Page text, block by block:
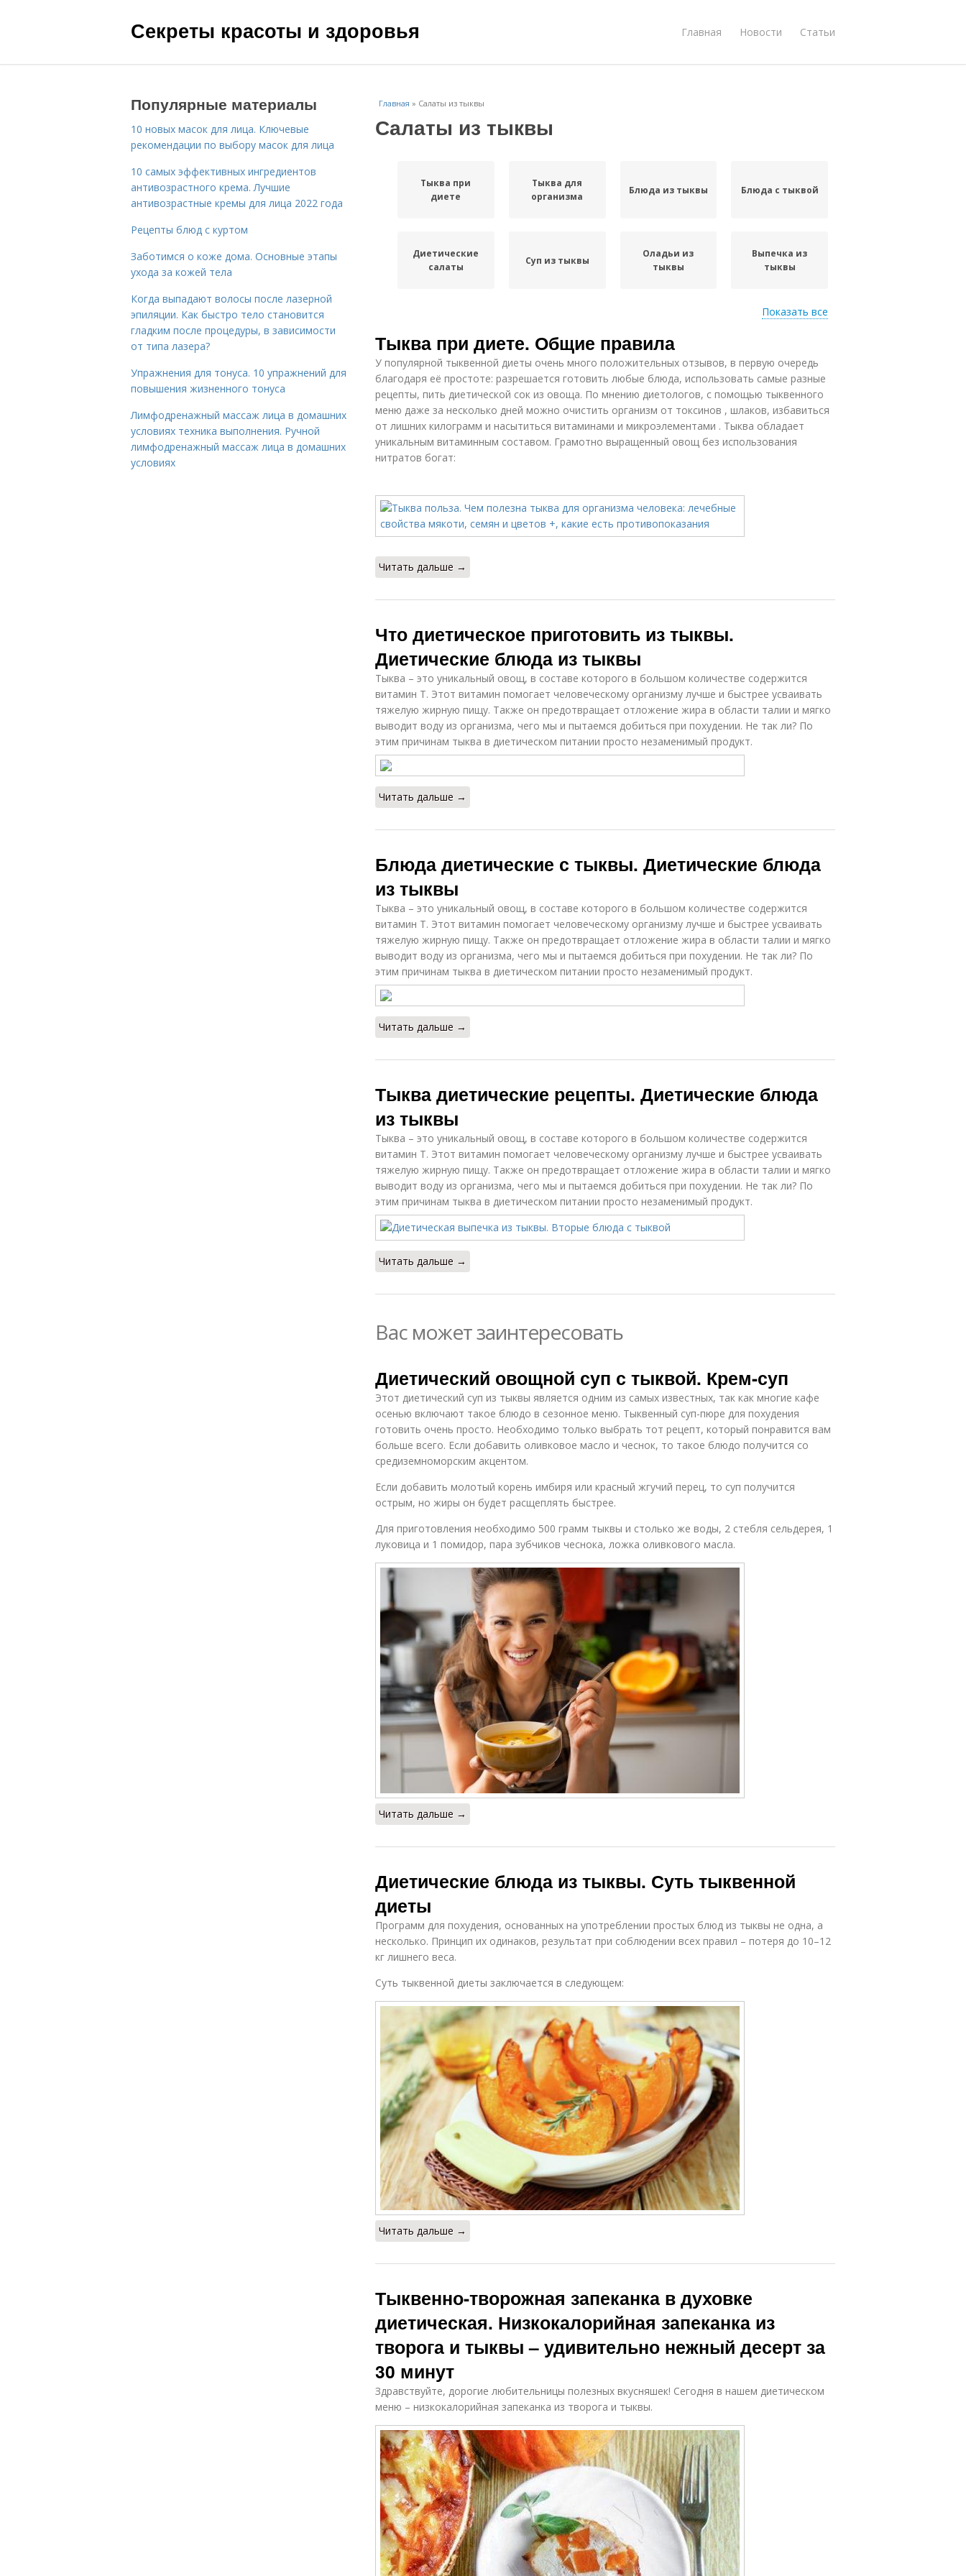
Секреты красоты и здоровья Главная Новости Статьи
Главная » Салаты из тыквы
Салаты из тыквы
Тыква при
диете
Тыква для
организма
Блюда из тыквы Блюда с тыквой
Диетические
салаты
Суп из тыквы
Оладьи из
тыквы
Выпечка из
тыквы
тыква
Тыква в
мультиварке
Каши из тыквы Каша из тыквы
Запеканка с
тыквой
Крем-суп из
Показать все
Тыква при диете. Общие правила
У популярной тыквенной диеты очень много положительных отзывов, в первую очередь
благодаря её простоте: разрешается готовить любые блюда, использовать самые разные
рецепты, пить диетической сок из овоща. По мнению диетологов, с помощью тыквенного
меню даже за несколько дней можно очистить организм от токсинов , шлаков, избавиться
от лишних килограмм и насытиться витаминами и микроэлементами . Тыква обладает
уникальным витаминным составом. Грамотно выращенный овощ без использования
нитратов богат:
Читать дальше →
Что диетическое приготовить из тыквы.
Диетические блюда из тыквы
Тыква – это уникальный овощ, в составе которого в большом количестве содержится
витамин Т. Этот витамин помогает человеческому организму лучше и быстрее усваивать
тяжелую жирную пищу. Также он предотвращает отложение жира в области талии и мягко
выводит воду из организма, чего мы и пытаемся добиться при похудении. Не так ли? По
этим причинам тыква в диетическом питании просто незаменимый продукт.
Читать дальше →
Блюда диетические с тыквы. Диетические блюда
из тыквы
Тыква – это уникальный овощ, в составе которого в большом количестве содержится
витамин Т. Этот витамин помогает человеческому организму лучше и быстрее усваивать
тяжелую жирную пищу. Также он предотвращает отложение жира в области талии и мягко
выводит воду из организма, чего мы и пытаемся добиться при похудении. Не так ли? По
этим причинам тыква в диетическом питании просто незаменимый продукт.
Читать дальше →
Тыква диетические рецепты. Диетические блюда
из тыквы
Тыква – это уникальный овощ, в составе которого в большом количестве содержится
витамин Т. Этот витамин помогает человеческому организму лучше и быстрее усваивать
тяжелую жирную пищу. Также он предотвращает отложение жира в области талии и мягко
выводит воду из организма, чего мы и пытаемся добиться при похудении. Не так ли? По
этим причинам тыква в диетическом питании просто незаменимый продукт.
Читать дальше →
Вас может заинтересовать
Диетический овощной суп с тыквой. Крем-суп
Этот диетический суп из тыквы является одним из самых известных, так как многие кафе
осенью включают такое блюдо в сезонное меню. Тыквенный суп-пюре для похудения
готовить очень просто. Необходимо только выбрать тот рецепт, который понравится вам
больше всего. Если добавить оливковое масло и чеснок, то такое блюдо получится со
средиземноморским акцентом.
Если добавить молотый корень имбиря или красный жгучий перец, то суп получится
острым, но жиры он будет расщеплять быстрее.
Для приготовления необходимо 500 грамм тыквы и столько же воды, 2 стебля сельдерея, 1
луковица и 1 помидор, пара зубчиков чеснока, ложка оливкового масла.
Читать дальше →
Диетические блюда из тыквы. Суть тыквенной
диеты
Программ для похудения, основанных на употреблении простых блюд из тыквы не одна, а
несколько. Принцип их одинаков, результат при соблюдении всех правил – потеря до 10–12
кг лишнего веса.
Суть тыквенной диеты заключается в следующем:
Читать дальше →
Тыквенно-творожная запеканка в духовке
диетическая. Низкокалорийная запеканка из
творога и тыквы – удивительно нежный десерт за
30 минут
Здравствуйте, дорогие любительницы полезных вкусняшек! Сегодня в нашем диетическом
меню – низкокалорийная запеканка из творога и тыквы.
Популярные материалы
10 новых масок для лица. Ключевые
рекомендации по выбору масок для лица
10 самых эффективных ингредиентов
антивозрастного крема. Лучшие
антивозрастные кремы для лица 2022 года
Рецепты блюд с куртом
Заботимся о коже дома. Основные этапы
ухода за кожей тела
Когда выпадают волосы после лазерной
эпиляции. Как быстро тело становится
гладким после процедуры, в зависимости
от типа лазера?
Упражнения для тонуса. 10 упражнений для
повышения жизненного тонуса
Лимфодренажный массаж лица в домашних
условиях техника выполнения. Ручной
лимфодренажный массаж лица в домашних
условиях